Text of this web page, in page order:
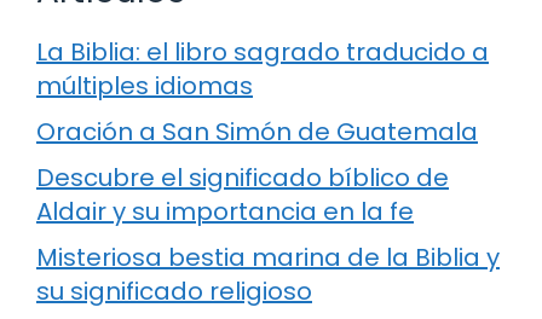
La Biblia: el libro sagrado traducido a
múltiples idiomas
Oración a San Simón de Guatemala
Descubre el significado bíblico de
Aldair y su importancia en la fe
Misteriosa bestia marina de la Biblia y
su significado religioso